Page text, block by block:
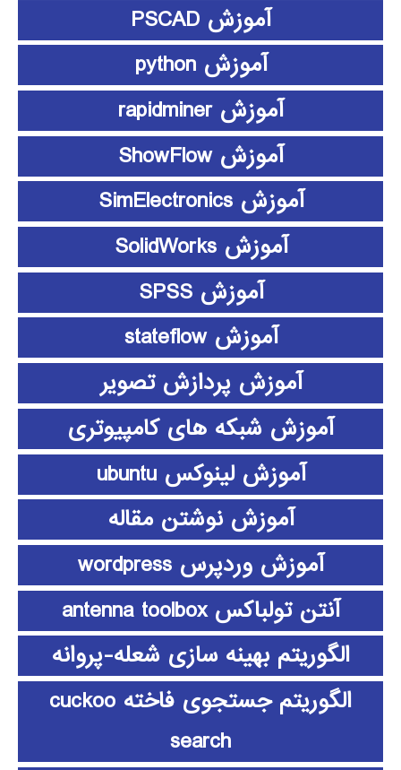
آموزش PSCAD
آموزش python
آموزش rapidminer
آموزش ShowFlow
آموزش SimElectronics
آموزش SolidWorks
آموزش SPSS
آموزش stateflow
آموزش پردازش تصویر
آموزش شبکه های کامپیوتری
آموزش لینوکس ubuntu
آموزش نوشتن مقاله
آموزش وردپرس wordpress
آنتن تولباکس antenna toolbox
الگوریتم بهینه سازی شعله-پروانه
الگوریتم جستجوی فاخته cuckoo
search